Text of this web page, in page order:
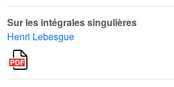
Sur les intégrales singulières
Henri Lebesgue